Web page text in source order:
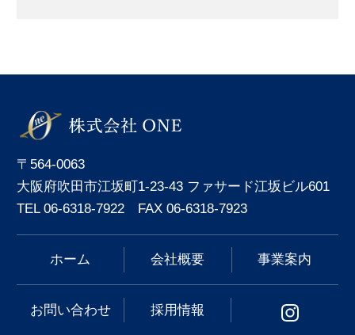
〒564-0063
大阪府吹田市江坂町1-23-43 ファサード江坂ビル601
TEL 06-6318-7922 FAX 06-6318-7923
ホーム 会社概要 事業案内
お問い合わせ 採用情報